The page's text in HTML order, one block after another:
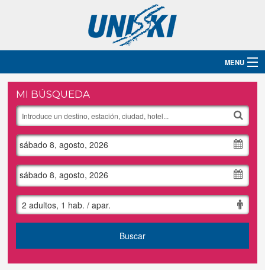
MENU
Inicio
Destinos
Hoteles
Grupos
Contacto
MI BÚSQUEDA
sábado 8, agosto, 2026
sábado 8, agosto, 2026
2 adultos, 1 hab. / apar.
Buscar